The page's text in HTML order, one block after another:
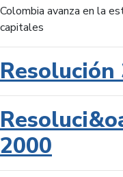
Colombia avanza en la
capitales
2000